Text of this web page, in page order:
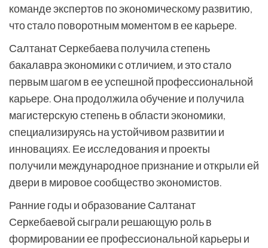
команде экспертов по экономическому развитию,
что стало поворотным моментом в ее карьере.
Салтанат Серкебаева получила степень
бакалавра экономики с отличием, и это стало
первым шагом в ее успешной профессиональной
карьере. Она продолжила обучение и получила
магистерскую степень в области экономики,
специализируясь на устойчивом развитии и
инновациях. Ее исследования и проекты
получили международное признание и открыли ей
двери в мировое сообщество экономистов.
Ранние годы и образование Салтанат
Серкебаевой сыграли решающую роль в
формировании ее профессиональной карьеры и